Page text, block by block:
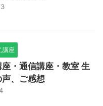
講座
・通信講座・教室 生
、ご感想